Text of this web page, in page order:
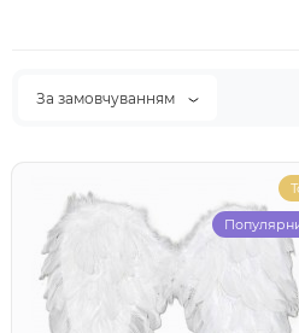
За замовчуванням